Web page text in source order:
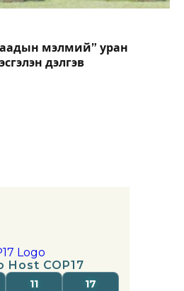
мэлмий” уран
дэлгэв